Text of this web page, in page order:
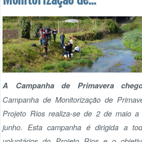
A Campanha de Primavera chegou!A
Campanha de Monitorização de Primavera do
Projeto Rios realiza-se de 2 de maio a 16 de
junho. Esta campanha é dirigida a todos os
voluntários do Projeto Rios e o objetivo é a
realização de pelo menos 1 saída de campo
para monitorização do seu troço de rio ou ribeira,
inspeciona-lo e reportar os resultados.
Ler mais...